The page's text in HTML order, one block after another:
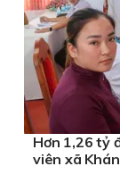
Hơn 1,26 tỷ
viên xã